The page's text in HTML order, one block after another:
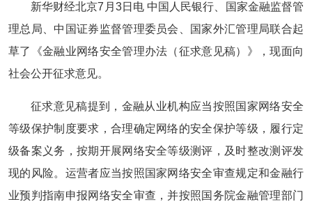
新华财经北京7月3日电 中国人民银行、国家金融监督管
理总局、中国证券监督管理委员会、国家外汇管理局联合起
草了
《金融业网络安全管理办法（征求意见稿）》
，现面向
社会公开征求意见。
征求意见稿提到，金融从业机构应当按照国家网络安全
等级保护制度要求，合理确定网络的安全保护等级，履行定
级备案义务，按期开展网络安全等级测评，及时整改测评发
现的风险。运营者应当按照国家网络安全审查规定和金融行
业预判指南申报网络安全审查，并按照国务院金融管理部门